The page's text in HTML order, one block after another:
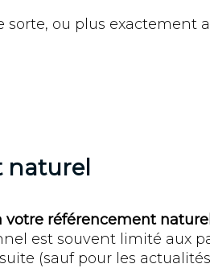
sorte, ou plus exactement
naturel
votre référencement
est souvent limité aux
(sauf pour les